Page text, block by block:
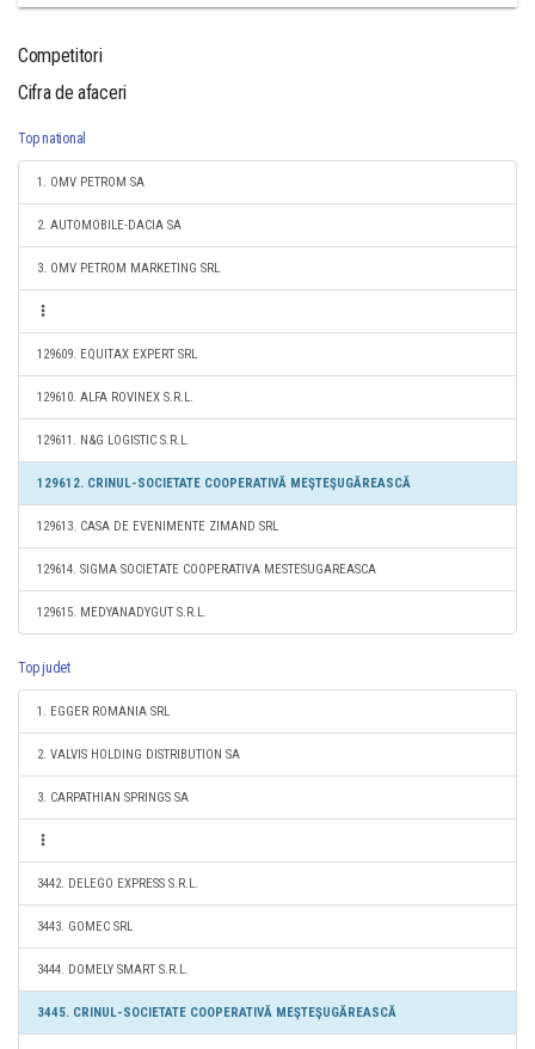
Competitori
Cifra de afaceri
Top national
1. OMV PETROM SA
2. AUTOMOBILE-DACIA SA
3. OMV PETROM MARKETING SRL
129609. EQUITAX EXPERT SRL
129610. ALFA ROVINEX S.R.L.
129611. N&G LOGISTIC S.R.L.
129612. CRINUL-SOCIETATE COOPERATIVĂ MEŞTEŞUGĂREASCĂ
129613. CASA DE EVENIMENTE ZIMAND SRL
129614. SIGMA SOCIETATE COOPERATIVA MESTESUGAREASCA
129615. MEDYANADYGUT S.R.L.
Top judet
1. EGGER ROMANIA SRL
2. VALVIS HOLDING DISTRIBUTION SA
3. CARPATHIAN SPRINGS SA
3442. DELEGO EXPRESS S.R.L.
3443. GOMEC SRL
3444. DOMELY SMART S.R.L.
3445. CRINUL-SOCIETATE COOPERATIVĂ MEŞTEŞUGĂREASCĂ